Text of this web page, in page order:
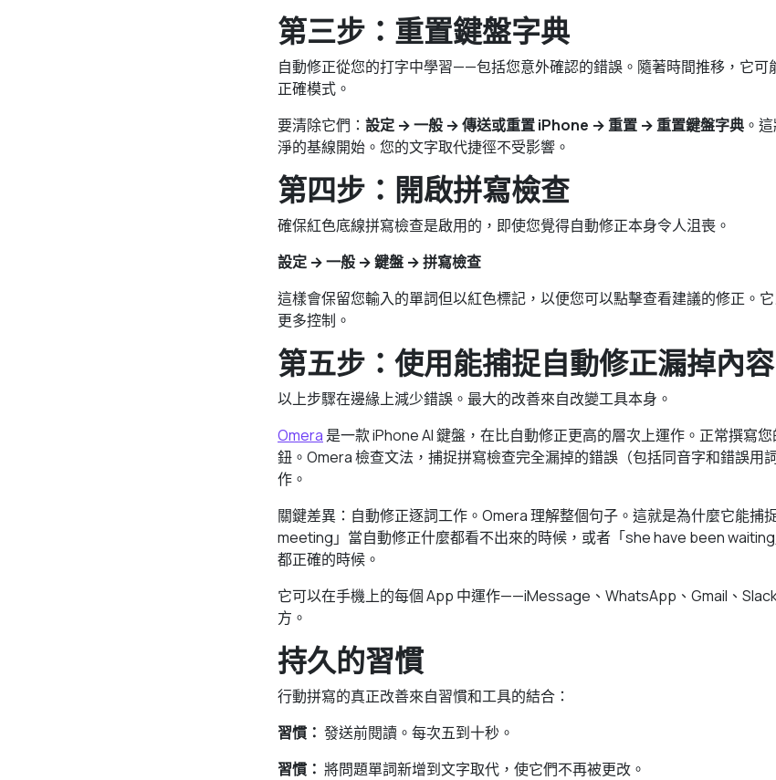
第三步：重置鍵盤字典
自動修正從您的打字中學習——包括您意外確認的錯誤。隨著時間推移，它可
正確模式。
要清除它們： 設定 → 一般 → 傳送或重置 iPhone → 重置 → 重置鍵盤字典 。
淨的基線開始。您的文字取代捷徑不受影響。
第四步：開啟拼寫檢查
確保紅色底線拼寫檢查是啟用的，即使您覺得自動修正本身令人沮喪。
設定 → 一般 → 鍵盤 → 拼寫檢查
這樣會保留您輸入的單詞但以紅色標記，以便您可以點擊查看建議的修正。
更多控制。
第五步：使用能捕捉自動修正漏掉內
以上步驟在邊緣上減少錯誤。最大的改善來自改變工具本身。
Omera 是一款 iPhone AI 鍵盤，在比自動修正更高的層次上運作。正常撰寫
鈕。Omera 檢查文法，捕捉拼寫檢查完全漏掉的錯誤（包括同音字和錯誤用
作。
關鍵差異：自動修正逐詞工作。Omera 理解整個句子。這就是為什麼它能捕
meeting」當自動修正什麼都看不出來的時候，或者「she have been
都正確的時候。
它可以在手機上的每個 App 中運作——iMessage、WhatsApp、Gmail、
方。
持久的習慣
行動拼寫的真正改善來自習慣和工具的結合：
習慣： 發送前閱讀。每次五到十秒。
習慣： 將問題單詞新增到文字取代，使它們不再被更改。